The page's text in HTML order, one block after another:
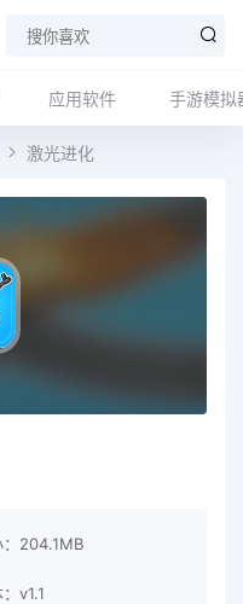
应用软件 手游模拟
激光进化
：204.1MB
v1.1